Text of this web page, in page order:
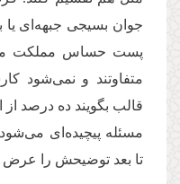
جوان بسیجی جبهه‌ای یا
پست حساس مملکت
متفاوتند و نمی‌شود
قالب بگویند ده درصد از
مسئله پیچیده‌ای
تا بعد توضیحش را عرض